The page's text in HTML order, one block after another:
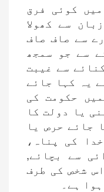
کوئی فرق
سے کھولا
سے صاف صاف
سے جو سمجھ
سے غیبت
یہ کہا جائے
حکومت کی
یا دولت کا
جائے حرص یا
کی پناہ،
سے بچائے,
شخص کی طرف
ہے۔